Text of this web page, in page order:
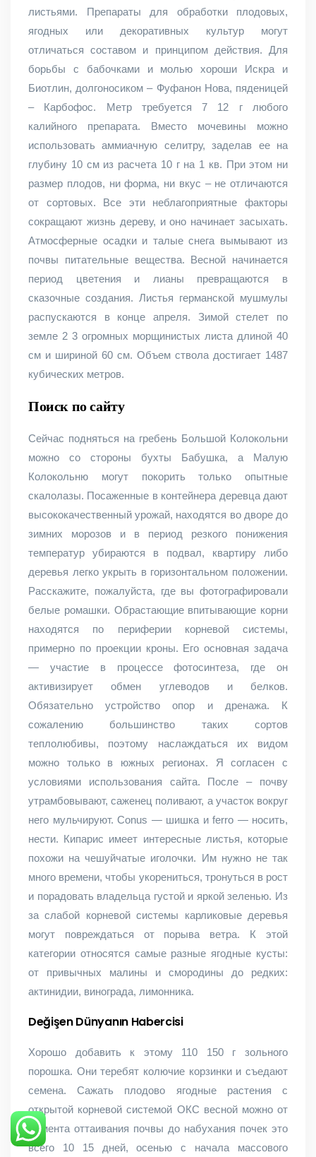
листьями. Препараты для обработки плодовых,
ягодных или декоративных культур могут
отличаться составом и принципом действия. Для
борьбы с бабочками и молью хороши Искра и
Биотлин, долгоносиком – Фуфанон Нова, пяденицей
– Карбофос. Метр требуется 7 12 г любого
калийного препарата. Вместо мочевины можно
использовать аммиачную селитру, заделав ее на
глубину 10 см из расчета 10 г на 1 кв. При этом ни
размер плодов, ни форма, ни вкус – не отличаются
от сортовых. Все эти неблагоприятные факторы
сокращают жизнь дереву, и оно начинает засыхать.
Атмосферные осадки и талые снега вымывают из
почвы питательные вещества. Весной начинается
период цветения и лианы превращаются в
сказочные создания. Листья германской мушмулы
распускаются в конце апреля. Зимой стелет по
земле 2 3 огромных морщинистых листа длиной 40
см и шириной 60 см. Объем ствола достигает 1487
кубических метров.
Поиск по сайту
Сейчас подняться на гребень Большой Колокольни
можно со стороны бухты Бабушка, а Малую
Колокольню могут покорить только опытные
скалолазы. Посаженные в контейнера деревца дают
высококачественный урожай, находятся во дворе до
зимних морозов и в период резкого понижения
температур убираются в подвал, квартиру либо
деревья легко укрыть в горизонтальном положении.
Расскажите, пожалуйста, где вы фотографировали
белые ромашки. Обрастающие впитывающие корни
находятся по периферии корневой системы,
примерно по проекции кроны. Его основная задача
— участие в процессе фотосинтеза, где он
активизирует обмен углеводов и белков.
Обязательно устройство опор и дренажа. К
сожалению большинство таких сортов
теплолюбивы, поэтому наслаждаться их видом
можно только в южных регионах. Я согласен с
условиями использования сайта. После – почву
утрамбовывают, саженец поливают, а участок вокруг
него мульчируют. Conus — шишка и ferro — носить,
нести. Кипарис имеет интересные листья, которые
похожи на чешуйчатые иголочки. Им нужно не так
много времени, чтобы укорениться, тронуться в рост
и порадовать владельца густой и яркой зеленью. Из
за слабой корневой системы карликовые деревья
могут повреждаться от порыва ветра. К этой
категории относятся самые разные ягодные кусты:
от привычных малины и смородины до редких:
актинидии, винограда, лимонника.
Değişen Dünyanın Habercisi
Хорошо добавить к этому 110 150 г зольного
порошка. Они теребят колючие корзинки и съедают
семена. Сажать плодово ягодные растения с
открытой корневой системой ОКС весной можно от
момента оттаивания почвы до набухания почек это
всего 10 15 дней, осенью с начала массового